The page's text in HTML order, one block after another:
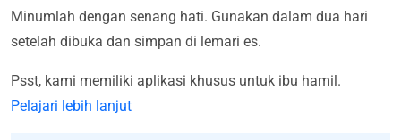
Minumlah dengan senang hati. Gunakan dalam dua hari
setelah dibuka dan simpan di lemari es.
Psst, kami memiliki aplikasi khusus untuk ibu hamil.
Pelajari lebih lanjut